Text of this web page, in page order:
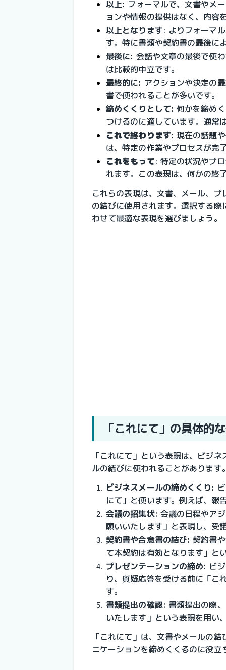
以上: フォーマルで、文書やメ
ョンや情報の提供はなく、内容
以上となります: よりフォーマ
す。特に書類や契約書の最後に
最後に: 会話や文章の最後で使
は比較的中立です。
最終的に: アクションや決定の
書で使われることが多いです。
締めくくりとして: 何かを締め
つけるのに適しています。通常
これで終わります: 現在の話題
は、特定の作業やプロセスが完
これをもって: 特定の状況やプ
れます。この表現は、何かの終
これらの表現は、文書、メール、
の結びに使用されます。選択する
わせて最適な表現を選びましょう。
「これにて」の具体的
「これにて」という表現は、ビジ
ルの結びに使われることがありま
ビジネスメールの締めくくり:
にて」と使います。例えば、報
会議の招集状: 会議の日程やア
願いいたします」と表現し、受
契約書や合意書の結び: 契約書
て本契約は有効となります」と
プレゼンテーションの締め: ビ
り、質疑応答を受ける前に「こ
す。
書類提出の確認: 書類提出の際
いたします」という表現を用い
「これにて」は、文書やメールの
ニケーションを締めくくるのに役立